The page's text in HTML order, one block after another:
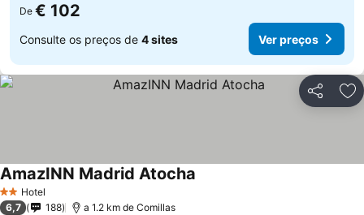
De € 102
Consulte os preços de 4 sites Ver preços
Partilhar
2 Estrelas
Hotel
AmazINN Madrid Atocha
6,7 188 a 1.2 km de Comillas